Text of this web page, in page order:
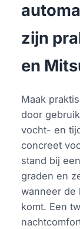
zijn
en
Maak
door
vocht- en
concreet
stand bij
graden en
wanneer de
komt. Een